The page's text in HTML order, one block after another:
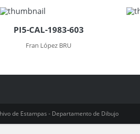
PI5-CAL-1983-603
Fran López BRU
de Estampas - Departamento de Dibujo